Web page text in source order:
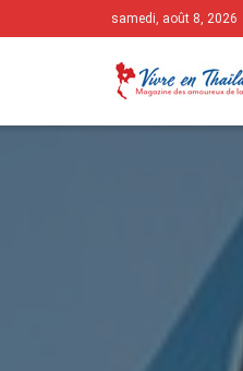
samedi, août 8, 2026